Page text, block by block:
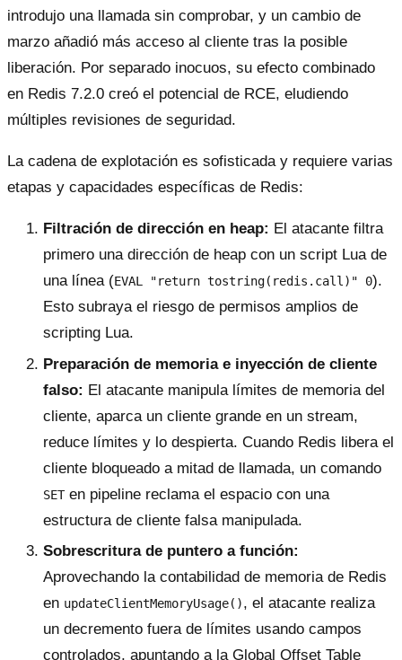
introdujo una llamada sin comprobar, y un cambio de
marzo añadió más acceso al cliente tras la posible
liberación. Por separado inocuos, su efecto combinado
en Redis 7.2.0 creó el potencial de RCE, eludiendo
múltiples revisiones de seguridad.
La cadena de explotación es sofisticada y requiere varias
etapas y capacidades específicas de Redis:
Filtración de dirección en heap: El atacante filtra
primero una dirección de heap con un script Lua de
una línea (EVAL "return tostring(redis.call)" 0).
Esto subraya el riesgo de permisos amplios de
scripting Lua.
Preparación de memoria e inyección de cliente
falso: El atacante manipula límites de memoria del
cliente, aparca un cliente grande en un stream,
reduce límites y lo despierta. Cuando Redis libera el
cliente bloqueado a mitad de llamada, un comando
SETen pipeline reclama el espacio con una
estructura de cliente falsa manipulada.
Sobrescritura de puntero a función:
Aprovechando la contabilidad de memoria de Redis
en updateClientMemoryUsage(), el atacante realiza
un decremento fuera de límites usando campos
controlados, apuntando a la Global Offset Table